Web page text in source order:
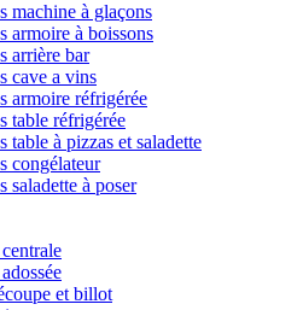
machine à glaçons
armoire à boissons
arrière bar
cave a vins
armoire réfrigérée
table réfrigérée
table à pizzas et saladette
congélateur
saladette à poser
et billot